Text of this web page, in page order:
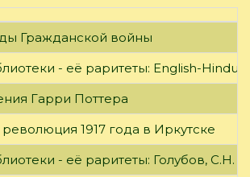
Гражданской войны
- её раритеты: English-
Гарри Поттера
1917 года в Иркутске
- её раритеты: Голубов, С.Н.